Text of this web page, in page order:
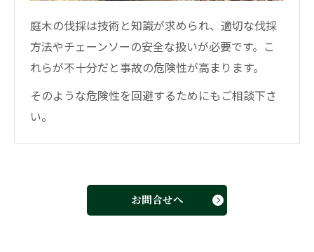
庭木の伐採は技術と知識が求められ、適切な伐採
方法やチェーンソーの安全な扱いが必要です。こ
れらが不十分だと事故の危険性が高まります。
そのような危険性を回避するためにもご相談下さ
い。
お問合せへ